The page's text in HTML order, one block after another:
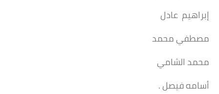
إبراهيم عادل
مصطفي محمد
محمد الشامي
أسامه فيصل .